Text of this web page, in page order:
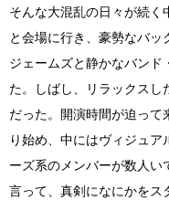
そんな大混乱の日々が続く
と会場に行き、豪勢なバ
ジェームズと静かなバンド
た。しばし、リラックスし
だった。開演時間が迫って
り始め、中にはヴィジュ
ーズ系のメンバーが数人い
言って、真剣になにかをス